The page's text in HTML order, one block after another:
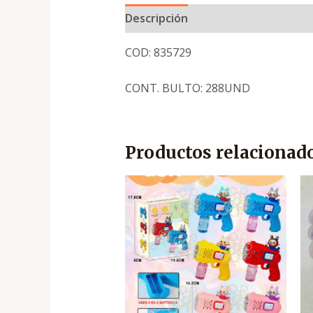
Descripción
COD: 835729
CONT. BULTO: 288UND
Productos
El
precio
original
era:
.
₡2,550
El
precio
actual
es:
.
₡1,700